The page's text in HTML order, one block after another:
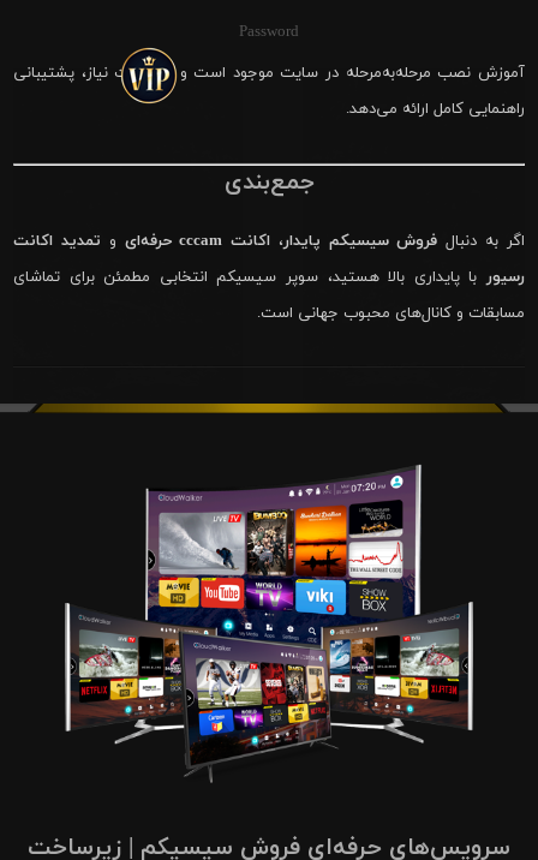
Password
آموزش نصب مرحله‌به‌مرحله در سایت موجود است و در صورت نیاز، پشتیبانی
راهنمایی کامل ارائه می‌دهد.
جمع‌بندی
اگر به دنبال فروش سیسیکم پایدار، اکانت cccam حرفه‌ای و تمدید اکانت
رسیور با پایداری بالا هستید، سوپر سیسیکم انتخابی مطمئن برای تماشای
مسابقات و کانال‌های محبوب جهانی است.
سرویس‌های حرفه‌ای فروش سیسیکم | زیرساخت